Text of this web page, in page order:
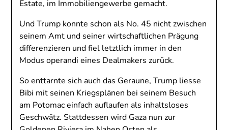
Estate, im Immobiliengewerbe gemacht.
Und Trump konnte schon als No. 45 nicht zwischen
seinem Amt und seiner wirtschaftlichen Prägung
differenzieren und fiel letztlich immer in den
Modus operandi eines Dealmakers zurück.
So enttarnte sich auch das Geraune, Trump liesse
Bibi mit seinen Kriegsplänen bei seinem Besuch
am Potomac einfach auflaufen als inhaltsloses
Geschwätz. Stattdessen wird Gaza nun zur